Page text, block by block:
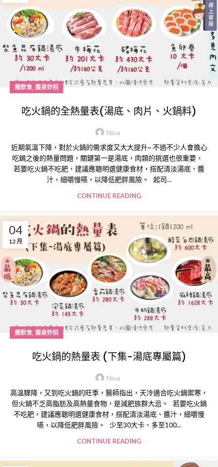
瘦飲食, 瘦身妙招
吃火鍋的全熱量表(湯底、肉片、火鍋料)
Nina
近期氣溫下降，對於火鍋的需求度又大大提升~ 不過不少人會擔心
吃鍋之後的熱量問題，關鍵第一是湯底，肉類的挑選也很重要，
若要吃火鍋不吃肥，建議應聰明選健康食材，搭配清淡湯底、醬
汁，細嚼慢嚥，以降低肥胖風險。 起司...
CONTINUE READING
04
12 月
瘦飲食, 瘦身妙招
吃火鍋的熱量表 (下集-湯底專屬篇)
Nina
高溫驟降，又到吃火鍋的旺季，醫師指出，天冷適合吃火鍋禦寒，
但火鍋不乏高脂肪及高熱量食物，是減肥族群大忌。 若要吃火鍋
不吃肥，建議應聰明選健康食材，搭配清淡湯底、醬汁，細嚼慢
嚥，以降低肥胖風險。 少至30大卡、多至100...
CONTINUE READING